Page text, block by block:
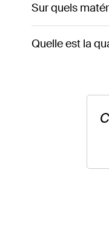
Sur quels
Quelle est la